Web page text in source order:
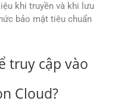
khi truyền và khi lưu
bảo mật tiêu chuẩn
truy cập vào
Cloud?